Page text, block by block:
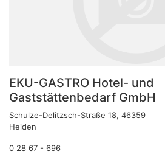
EKU-GASTRO Hotel- und
Gaststättenbedarf GmbH
Schulze-Delitzsch-Straße 18, 46359
Heiden
0 28 67 - 696